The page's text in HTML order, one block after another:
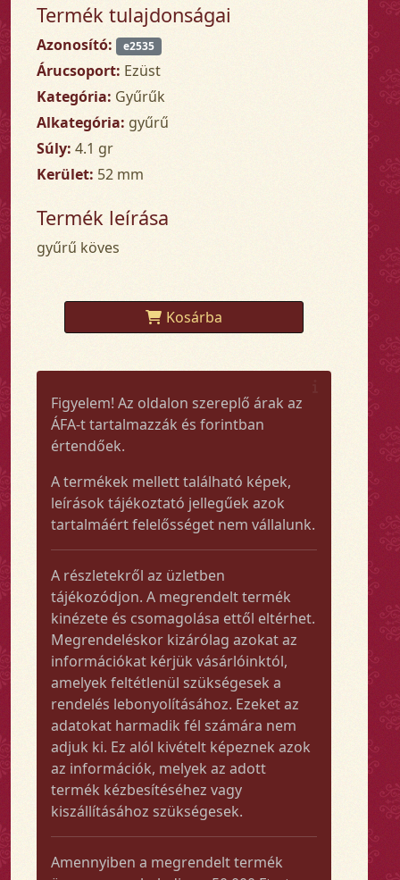
Termék tulajdonságai
Azonosító: e2535
Árucsoport: Ezüst
Kategória: Gyűrűk
Alkategória: gyűrű
Súly: 4.1 gr
Kerület: 52 mm
Termék leírása
gyűrű köves
Kosárba
Figyelem! Az oldalon szereplő árak az
ÁFA-t tartalmazzák és forintban
értendőek.
A termékek mellett található képek,
leírások tájékoztató jellegűek azok
tartalmáért felelősséget nem vállalunk.
A részletekről az üzletben
tájékozódjon. A megrendelt termék
kinézete és csomagolása ettől eltérhet.
Megrendeléskor kizárólag azokat az
információkat kérjük vásárlóinktól,
amelyek feltétlenül szükségesek a
rendelés lebonyolításához. Ezeket az
adatokat harmadik fél számára nem
adjuk ki. Ez alól kivételt képeznek azok
az információk, melyek az adott
termék kézbesítéséhez vagy
kiszállításához szükségesek.
Amennyiben a megrendelt termék